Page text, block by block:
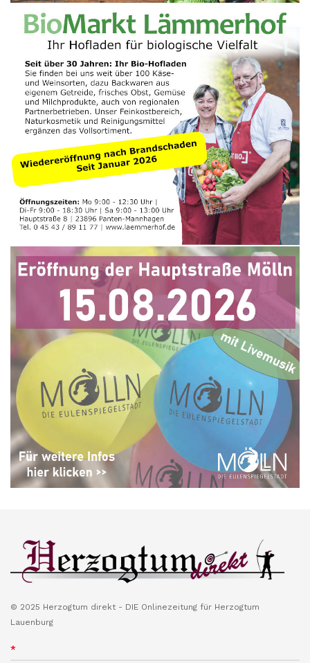
© 2025 Herzogtum direkt - DIE Onlinezeitung für Herzogtum
Lauenburg
*